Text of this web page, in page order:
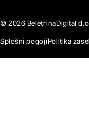
© 2026 BeletrinaDigital
Splošni pogojiPolitika